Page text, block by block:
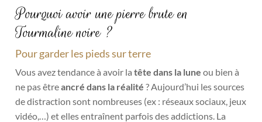
variations.
Les
peuvent
être
choisies
sur
la
Pourquoi avoir une pierre brute en
Tourmaline noire ?
Pour garder les pieds sur terre
Vous avez tendance à avoir latête dans la lune ou bien à
ne pas êtreancré dans la réalité ? Aujourd’hui les sources
de distraction sont nombreuses (ex : réseaux sociaux, jeux
vidéo,…) et elles entraînent parfois des addictions. La